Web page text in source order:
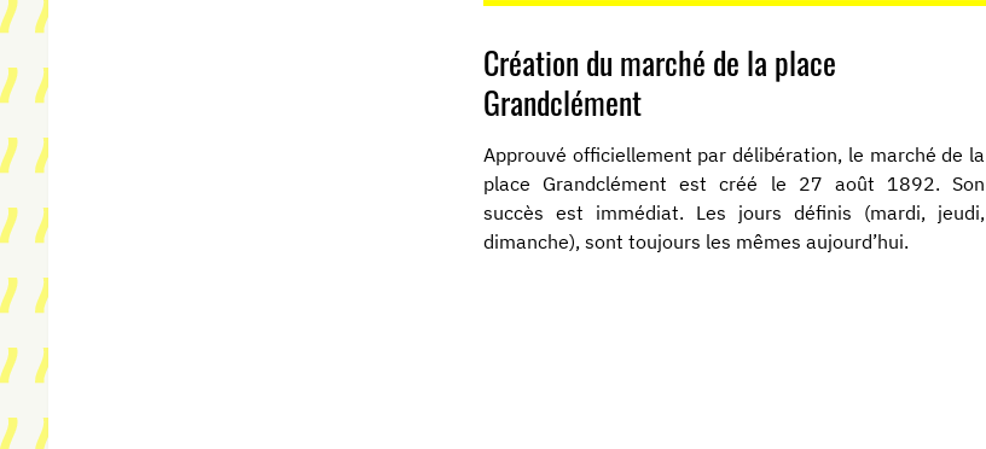
Création du marché de la place
Grandclément
Approuvé officiellement par délibération, le marché de la
place Grandclément est créé le 27 août 1892. Son
succès est immédiat. Les jours définis (mardi, jeudi,
dimanche), sont toujours les mêmes aujourd’hui.